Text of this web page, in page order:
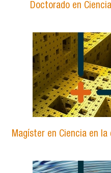
Doctorado en
Magíster en Ciencia en